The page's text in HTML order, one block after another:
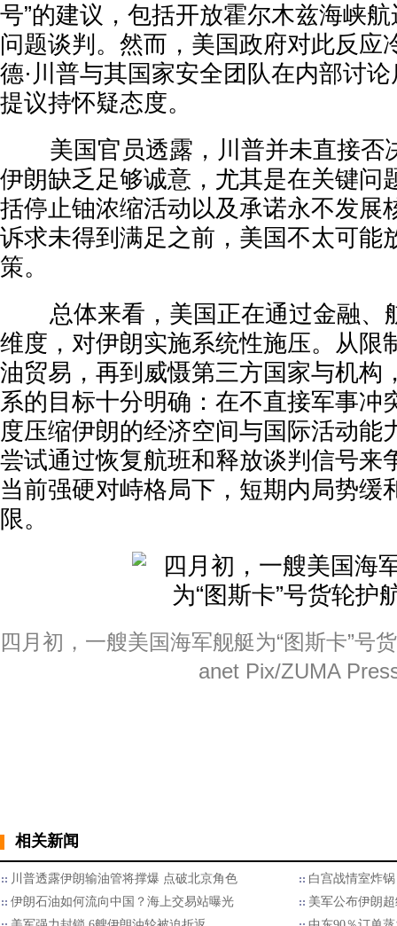
号”的建议，包括开放霍尔木兹海峡
问题谈判。然而，美国政府对此反应
德·川普与其国家安全团队在内部讨
提议持怀疑态度。
美国官员透露，川普并未直接否
伊朗缺乏足够诚意，尤其是在关键
括停止铀浓缩活动以及承诺永不发展
诉求未得到满足之前，美国不太可能
策。
总体来看，美国正在通过金融、
维度，对伊朗实施系统性施压。从限
油贸易，再到威慑第三方国家与机构
系的目标十分明确：在不直接军事冲
度压缩伊朗的经济空间与国际活动能
尝试通过恢复航班和释放谈判信号来
当前强硬对峙格局下，短期内局势缓
限。
四月初，一艘美国海军舰艇为“图斯卡”号
anet Pix/ZUMA
相关新闻
川普透露伊朗输油管将撑爆 点破北京角色
白宫战情室炸
伊朗石油如何流向中国？海上交易站曝光
美军公布伊朗